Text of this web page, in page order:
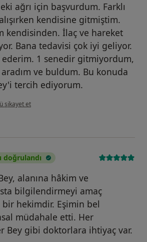
ağrı için başvurdum. Farklı
kendisine gitmiştim.
kendisinden. İlaç ve hareket
Bana tedavisi çok iyi geliyor.
ederim. 1 senedir gitmiyordum,
ve buldum. Bu konuda
tercih ediyorum.
görüşüne göre n....m
şikayet et
doğrulandı
alanına hâkim ve
bilgilendirmeyi amaç
hekimdir. Eşimin bel
müdahale etti. Her
Bey gibi doktorlara ihtiyaç var.